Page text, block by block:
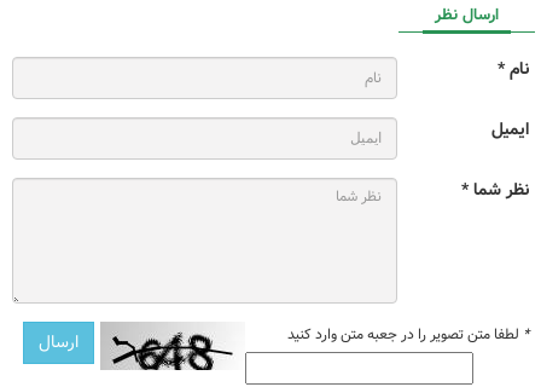
ارسال نظر
نام *
ایمیل
نظر شما *
* لطفا متن تصویر را در جعبه متن وارد کنید